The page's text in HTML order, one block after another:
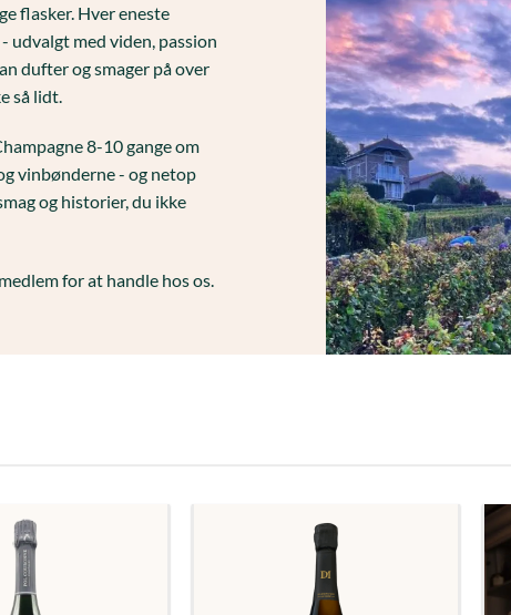
flasker. Hver eneste
udvalgt med viden, passion
dufter og smager på over
så lidt.
8-10 gange om
vinbønderne - og netop
og historier, du ikke
for at handle hos os.